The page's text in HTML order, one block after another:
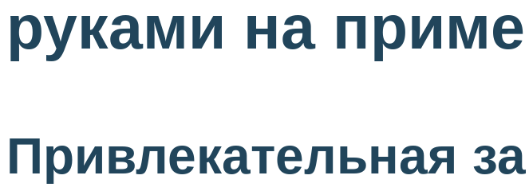
руками на
Привлекательная